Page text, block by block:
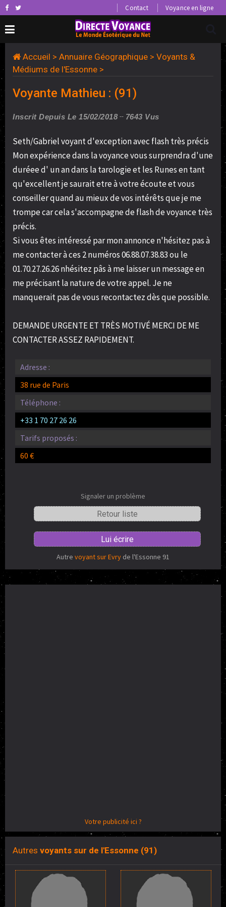
Contact Voyance en ligne
Accueil > Annuaire Géographique > Voyants &
Médiums de l'Essonne >
Voyante Mathieu : (91)
Inscrit Depuis Le 15/02/2018 7643 Vus
Seth/Gabriel voyant d'exception avec flash très précis
Mon expérience dans la voyance vous surprendra d'une
duréee d' un an dans la tarologie et les Runes en tant
qu'excellent je saurait etre à votre écoute et vous
conseiller quand au mieux de vos intérêts que je me
trompe car cela s'accompagne de flash de voyance très
précis.
Si vous êtes intéressé par mon annonce n'hésitez pas à
me contacter à ces 2 numéros 06.88.07.38.83 ou le
01.70.27.26.26 nhésitez pâs à me laisser un message en
me précisant la nature de votre appel. Je ne
manquerait pas de vous recontactez dès que possible.
DEMANDE URGENTE ET TRÈS MOTIVÉ MERCI DE ME
CONTACTER ASSEZ RAPIDEMENT.
Adresse :
38 rue de Paris
Téléphone :
+33 1 70 27 26 26
Tarifs proposés :
60 €
Signaler un problème
Retour liste
Lui écrire
Autre voyant sur Evry de l'Essonne 91
Votre publicité ici ?
Autres voyants sur de l'Essonne (91)